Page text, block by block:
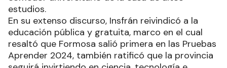
estudios.
En su extenso discurso, Insfrán reivindicó a la
educación pública y gratuita, marco en el cual
resaltó que Formosa salió primera en las Pruebas
Aprender 2024, también ratificó que la provincia